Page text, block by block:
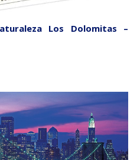
Los Dolomitas –